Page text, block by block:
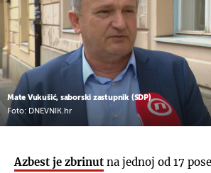
Mate Vukušić, saborski zastupnik (SDP)
Foto: DNEVNIK.hr
Azbest je zbrinut na jednoj od 17